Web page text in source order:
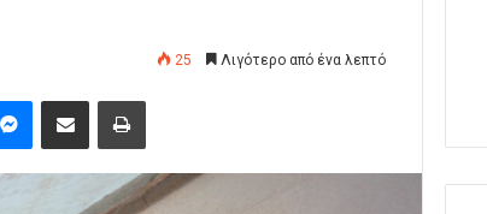
25 Λιγότερο από ένα λεπτό